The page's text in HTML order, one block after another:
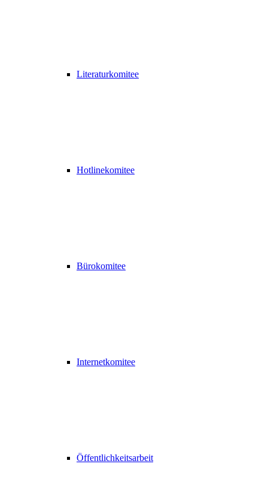
Literaturkomitee
Hotlinekomitee
Bürokomitee
Internetkomitee
Öffentlichkeitsarbeit